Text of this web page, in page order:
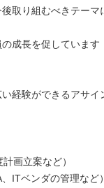
取り組むべきテーマ
成長を促しています
経験ができるアサイ
画立案など）
ITベンダの管理など）